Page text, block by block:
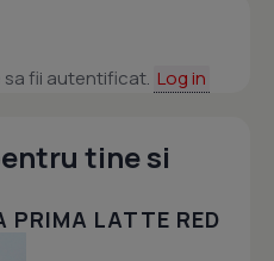
sa fii autentificat. Log in
tine si
PRIMA LATTE RED